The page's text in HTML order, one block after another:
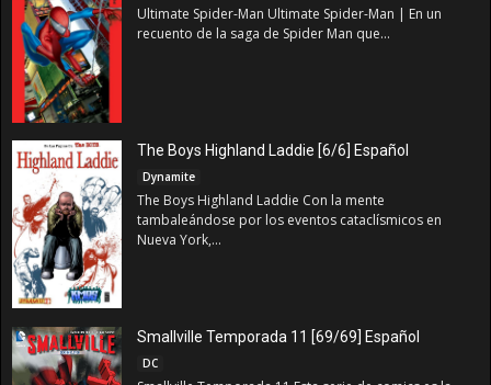
Ultimate Spider-Man Ultimate Spider-Man | En un
recuento de la saga de Spider Man que...
The Boys Highland Laddie [6/6] Español
Dynamite
The Boys Highland Laddie Con la mente
tambaleándose por los eventos cataclísmicos en
Nueva York,...
Smallville Temporada 11 [69/69] Español
DC